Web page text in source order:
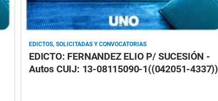
EDICTOS, SOLICITADAS Y CONVOCATORIAS
EDICTO: FERNANDEZ ELIO P/ SUCESIÓN -
Autos CUIJ: 13-08115090-1((042051-4337))